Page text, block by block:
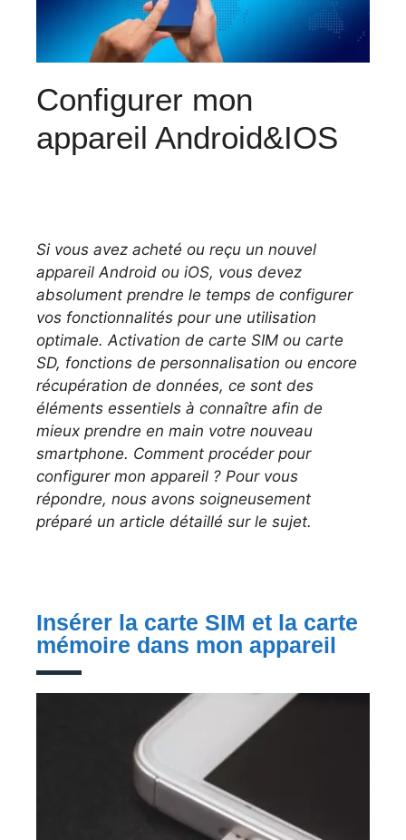
Configurer mon
appareil Android&IOS
Si vous avez acheté ou reçu un nouvel
appareil Android ou iOS, vous devez
absolument prendre le temps de configurer
vos fonctionnalités pour une utilisation
optimale. Activation de carte SIM ou carte
SD, fonctions de personnalisation ou encore
récupération de données, ce sont des
éléments essentiels à connaître afin de
mieux prendre en main votre nouveau
smartphone. Comment procéder pour
configurer mon appareil ? Pour vous
répondre, nous avons soigneusement
préparé un article détaillé sur le sujet.
Insérer la carte SIM et la carte
mémoire dans mon appareil